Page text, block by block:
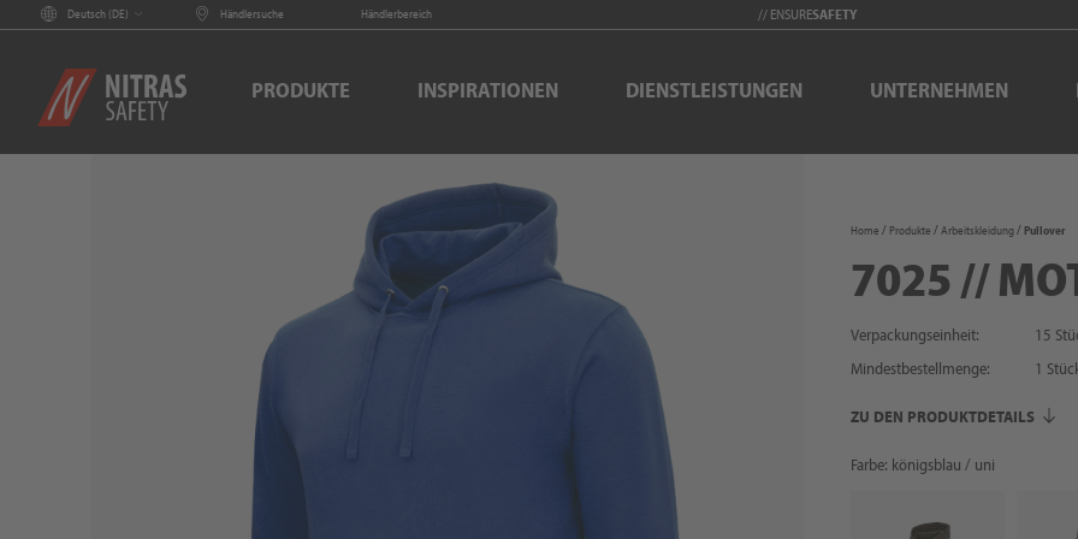
Deutsch (DE) Händlersuche Händlerbereich // ENSURESAFETY
PRODUKTE INSPIRATIONEN DIENSTLEISTUNGEN UNTERNEHMEN
Home Produkte Arbeitskleidung Pullover
7025 //
Verpackungseinheit:
15
Mindestbestellmenge:
1
ZU DEN PRODUKTDETAILS
Farbe: königsblau / uni